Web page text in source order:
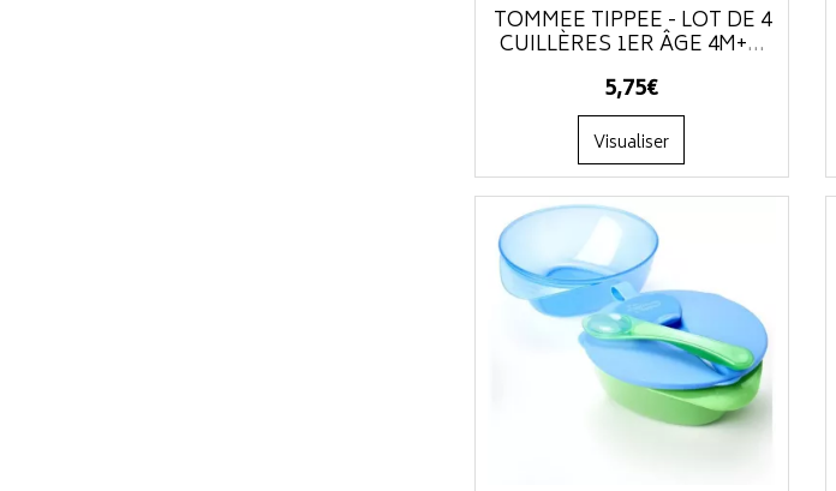
TOMMEE TIPPEE - LOT DE 4
CUILLÈRES 1ER ÂGE 4M+...
5,75€
Visualiser